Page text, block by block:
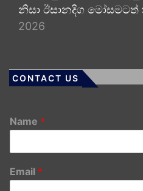
නිසා ඊසානදිග
2026
CONTACT US
Name *
Email *